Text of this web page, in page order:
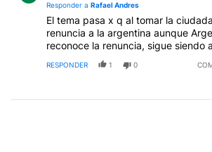
Responder a Rafael Andres
El tema pasa x q al tomar la
renuncia a la argentina aunque
reconoce la renuncia, sigue siendo
RESPONDER 1 0